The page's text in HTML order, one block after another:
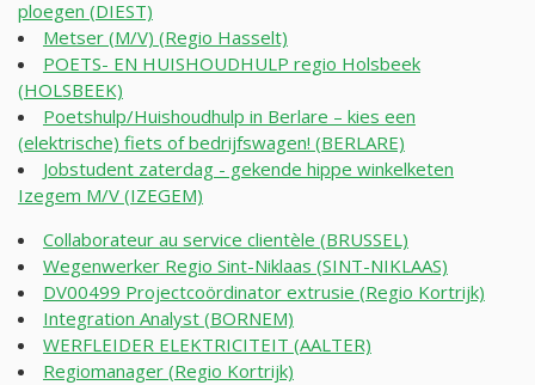
ploegen (DIEST)
Metser (M/V) (Regio Hasselt)
POETS- EN HUISHOUDHULP regio Holsbeek
(HOLSBEEK)
Poetshulp/Huishoudhulp in Berlare – kies een
(elektrische) fiets of bedrijfswagen! (BERLARE)
Jobstudent zaterdag - gekende hippe winkelketen
Izegem M/V (IZEGEM)
Collaborateur au service clientèle (BRUSSEL)
Wegenwerker Regio Sint-Niklaas (SINT-NIKLAAS)
DV00499 Projectcoördinator extrusie (Regio Kortrijk)
Integration Analyst (BORNEM)
WERFLEIDER ELEKTRICITEIT (AALTER)
Regiomanager (Regio Kortrijk)